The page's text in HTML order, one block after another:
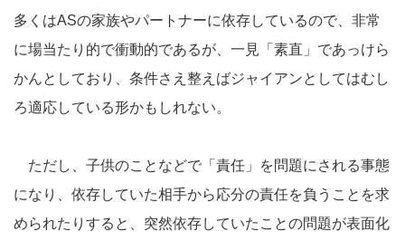
多くはASの家族やパートナーに依存しているので、非常
に場当たり的で衝動的であるが、一見「素直」であっけら
かんとしており、条件さえ整えばジャイアンとしてはむし
ろ適応している形かもしれない。
ただし、子供のことなどで「責任」を問題にされる事態
になり、依存していた相手から応分の責任を負うことを求
められたりすると、突然依存していたことの問題が表面化